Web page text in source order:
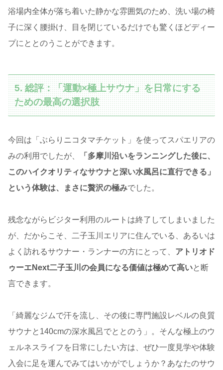
浴場内全体が落ち着いた静かな雰囲気のため、洗い場の椅
子に深く腰掛け、目を閉じているだけでも驚くほどディー
プにととのうことができます。
5. 総評：「運動×極上サウナ」を日常にする
ための最高の選択肢
今回は「ぶらりニコタマチケット」を使ってスパエリアの
みの利用でしたが、
「多摩川沿いをランニングした後に、
このハイクオリティなサウナと深い水風呂に直行できる」
という体験は、まさに贅沢の極みでした。
残念ながらビジター利用のルートは終了してしまいました
が、だからこそ、二子玉川エリアに住んでいる、あるいは
よく訪れるサウナー・ランナーの方にとって、 アトリオド
ゥーエNext二子玉川の会員になる価値は極めて高いと断
言できます。
「綺麗なジムで汗を流し、その後に専門施設レベルの良質
サウナと140cmの深水風呂でととのう」。そんな極上のウ
ェルネスライフを日常にしたい方は、ぜひ一度見学や体験
入会に足を運んでみてはいかがでしょうか？あなたのサウ